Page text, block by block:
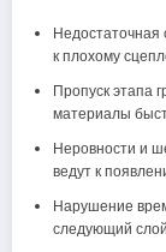
Недостаточная
к плохому
Пропуск этапа
материалы
Неровности и
ведут к
Нарушение
следующий